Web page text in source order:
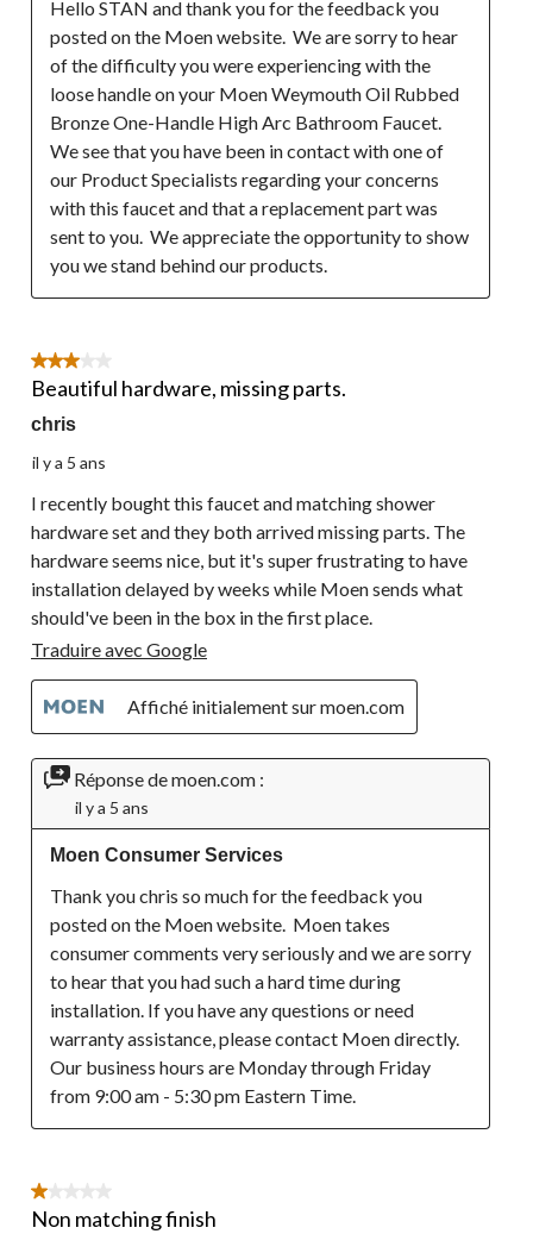
Hello STAN and thank you for the feedback you
posted on the Moen website.  We are sorry to hear
of the difficulty you were experiencing with the
loose handle on your Moen Weymouth Oil Rubbed
Bronze One-Handle High Arc Bathroom Faucet.
We see that you have been in contact with one of
our Product Specialists regarding your concerns
with this faucet and that a replacement part was
sent to you.  We appreciate the opportunity to show
you we stand behind our products.
3 étoile(s) sur 5.
Beautiful hardware, missing parts.
chris
il y a 5 ans
I recently bought this faucet and matching shower
hardware set and they both arrived missing parts. The
hardware seems nice, but it's super frustrating to have
installation delayed by weeks while Moen sends what
should've been in the box in the first place.
Traduire avec Google
Affiché initialement sur moen.com
Réponse de moen.com :
il y a 5 ans
Moen Consumer Services
Thank you chris so much for the feedback you
posted on the Moen website.  Moen takes
consumer comments very seriously and we are sorry
to hear that you had such a hard time during
installation. If you have any questions or need
warranty assistance, please contact Moen directly.
Our business hours are Monday through Friday
from 9:00 am - 5:30 pm Eastern Time.
1 étoile(s) sur 5.
Non matching finish